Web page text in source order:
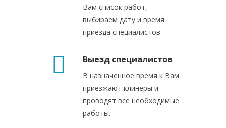
Вам список работ,
выбираем дату и время
приезда специалистов.
Выезд специалистов
В назначенное время к Вам
приезжают клинеры и
проводят все необходимые
работы.